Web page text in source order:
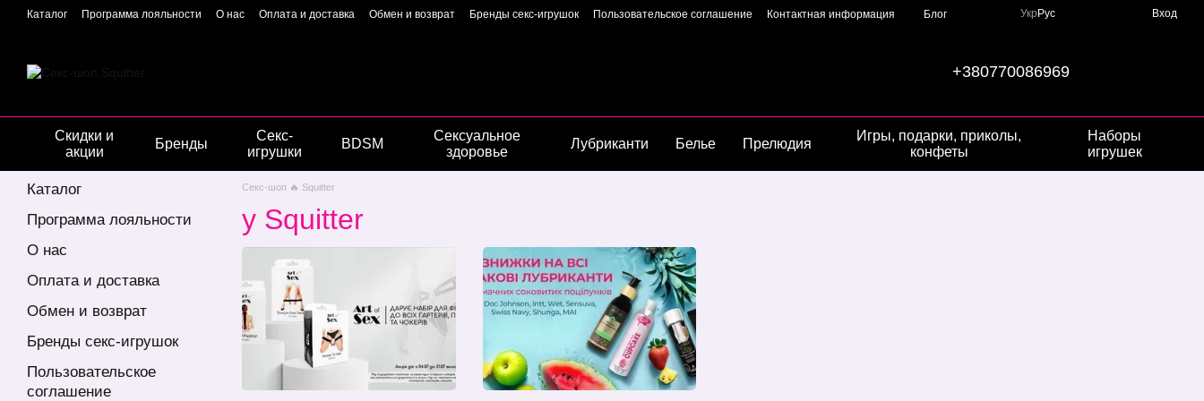
Перейти к основному контенту
Каталог Программа лояльности О нас Оплата и доставка Обмен и возврат Бренды секс-игрушок Пользовательское соглашение Контактная информация
Блог
Укр Рус Вход
+380770086969
Скидки и
акции
Бренды
Секс-
игрушки
BDSM
Сексуальное
здоровье
Лубриканти Белье Прелюдия
Игры, подарки, приколы,
конфеты
Наборы
игрушек
Секс-шоп 🔥 Squitter
у Squitter
Каталог
Программа лояльности
О нас
Оплата и доставка
Обмен и возврат
Бренды секс-игрушок
Пользовательское
соглашение